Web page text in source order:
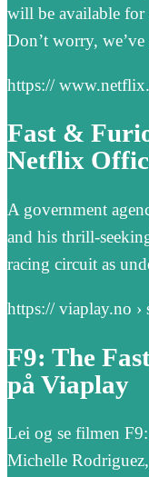
will be available for
Don’t worry,
https://
Fast &
Netflix
A government
and his thrill-
racing circuit as
https:// viaplay.no ›
F9: The
på Viaplay
Lei og se filmen
Michelle